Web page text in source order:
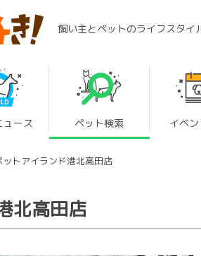
飼い主とペットのライフスタイ
ュース ペット検索 イベ
ットアイランド港北高田店
北高田店